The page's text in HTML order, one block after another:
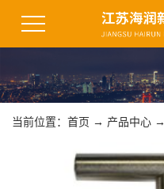
当前位置： 首页 → 产品中心 →